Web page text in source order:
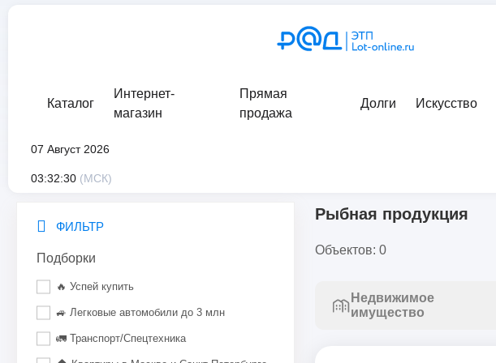
Каталог
Интернет-
магазин
Прямая
продажа
Долги Искусство
07 Август 2026
03:32:30 (МСК)
ФИЛЬТР
Подборки
🔥 Успей купить
🚙 Легковые автомобили до 3 млн
🚛 Транспорт/Спецтехника
Рыбная продукция
Объектов: 0
Недвижимое
имущество